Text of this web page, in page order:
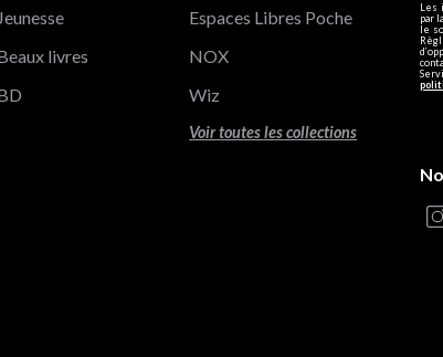
Les
par
le
Jeunesse
livres
Espaces Libres Poche
NOX
Wiz
Voir toutes les collections